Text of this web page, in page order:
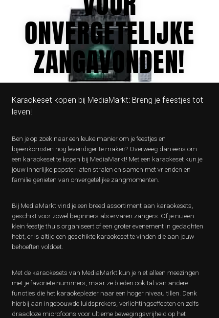
ONVERGETELIJKE
ZANGAVONDEN!
Karaokeset kopen bij MediaMarkt: Breng je feestjes tot
leven!
Ben je op zoek naar een leuke manier om je feestjes en
bijeenkomsten nog levendiger te maken? Overweeg dan eens om
een karaokeset te kopen bij MediaMarkt! Met een karaokeset kun je
jouw innerlijke popster laten stralen en samen met vrienden en
familie genieten van onvergetelijke zangmomenten.
Bij MediaMarkt vind je een breed assortiment aan karaokesets,
geschikt voor zowel beginners als ervaren zangers. Of je nu een
klein feestje thuis organiseert of een groter evenement in gedachten
hebt, er is altijd een geschikte karaokeset te vinden die aan jouw
behoeften voldoet.
Met de karaokesets van MediaMarkt kun je niet alleen meezingen
met je favoriete nummers, maar ze bieden ook tal van andere
functies die het karaokeplezier naar een hoger niveau tillen. Denk
hierbij aan ingebouwde luidsprekers, verlichtingseffecten en zelfs
draadloze microfoons voor ultieme bewegingsvrijheid op het